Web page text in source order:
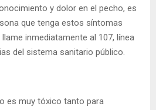
y dolor en el pecho, es
que tenga estos síntomas
inmediatamente al 107, línea
del sistema sanitario público.
es muy tóxico tanto para